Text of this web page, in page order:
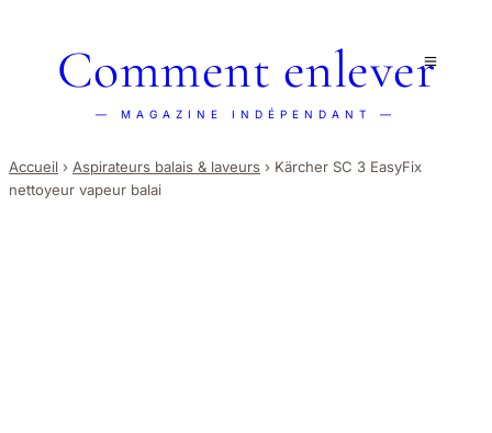
Comment enlever
— MAGAZINE INDÉPENDANT —
Accueil › Aspirateurs balais & laveurs › Kärcher SC 3 EasyFix
nettoyeur vapeur balai